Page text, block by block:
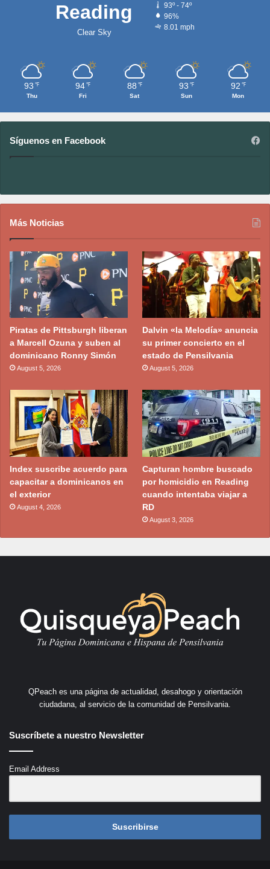
Reading
Clear Sky
93º - 74º
96%
8.01 mph
93 ℉
Thu
94 ℉
Fri
88 ℉
Sat
93 ℉
Sun
92 ℉
Mon
Síguenos en Facebook
Más Noticias
Piratas de Pittsburgh liberan
a Marcell Ozuna y suben al
dominicano Ronny Simón
August 5, 2026
Dalvin «la Melodía» anuncia
su primer concierto en el
estado de Pensilvania
August 5, 2026
Index suscribe acuerdo para
capacitar a dominicanos en
el exterior
August 4, 2026
Capturan hombre buscado
por homicidio en Reading
cuando intentaba viajar a
RD
August 3, 2026
QPeach es una página de actualidad, desahogo y orientación
ciudadana, al servicio de la comunidad de Pensilvania.
Suscríbete a nuestro Newsletter
Email Address
Suscribirse